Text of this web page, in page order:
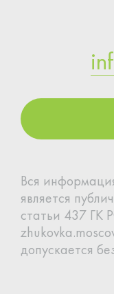
Вся
является
статьи 437 ГК
допускается